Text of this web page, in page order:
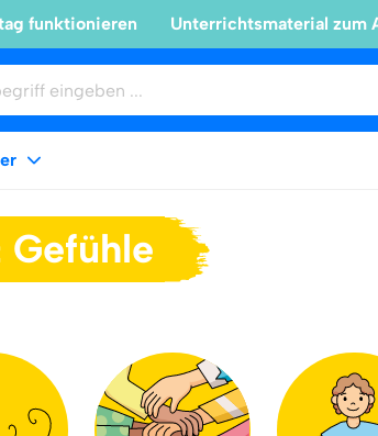
funktionieren Unterrichtsmaterial zum